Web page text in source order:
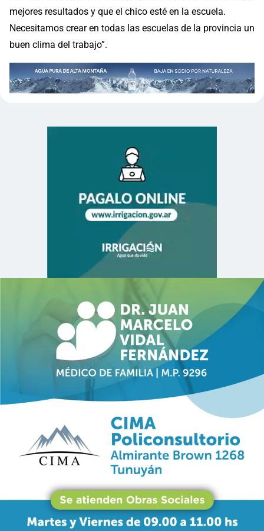
mejores resultados y que el chico esté en la escuela.
Necesitamos crear en todas las escuelas de la provincia un
buen clima del trabajo”.